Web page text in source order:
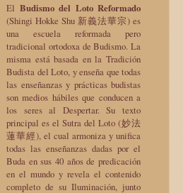
El Budismo del Loto Reformado
(Shingi Hokke Shu 新義法華宗) es
una escuela reformada pero
tradicional ortodoxa de Budismo. La
misma está basada en la Tradición
Budista del Loto, y enseña que todas
las enseñanzas y prácticas budistas
son medios hábiles que conducen a
los seres al Despertar. Su texto
principal es el Sutra del Loto (妙法
蓮華經), el cual armoniza y unifica
todas las enseñanzas dadas por el
Buda en sus 40 años de predicación
en el mundo y revela el contenido
completo de su Iluminación, junto